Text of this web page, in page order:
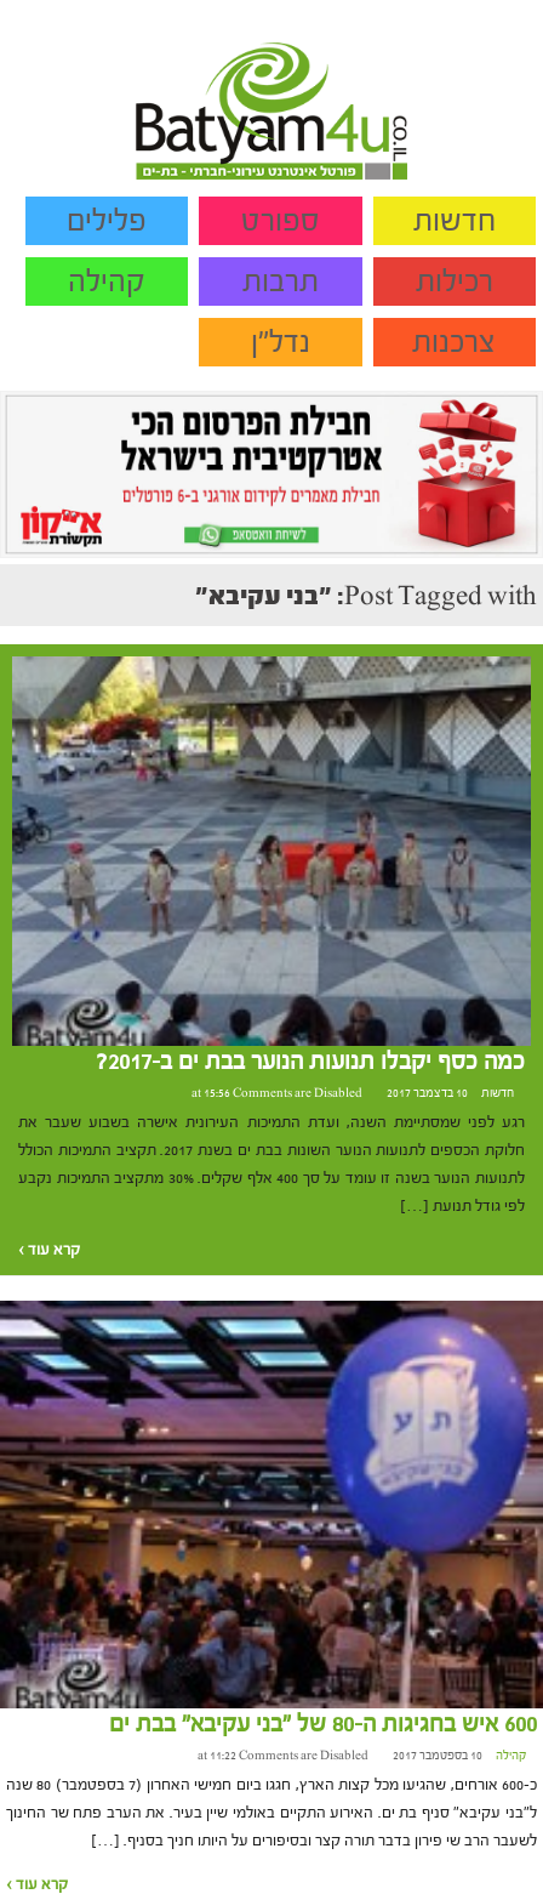
חדשות ספורט
פלילים
רכילות
תרבות
קהילה
צרכנות
נדל"ן
Post Tagged with: "בני עקיבא"
כמה כסף יקבלו תנועות הנוער בבת ים ב-2017?
חדשות 10 בדצמבר 2017 at 15:56 Comments are Disabled
רגע לפני שמסתיימת השנה, ועדת התמיכות העירונית אישרה בשבוע שעבר את
חלוקת הכספים לתנועות הנוער השונות בבת ים בשנת 2017. תקציב התמיכות הכולל
לתנועות הנוער בשנה זו עומד על סך 400 אלף שקלים. 30% מתקציב התמיכות נקבע
לפי גודל תנועת […]
קרא עוד ›
600 איש בחגיגות ה-80 של "בני עקיבא" בבת ים
קהילה 10 בספטמבר 2017 at 11:22 Comments are Disabled
כ-600 אורחים, שהגיעו מכל קצות הארץ, חגגו ביום חמישי האחרון (7 בספטמבר) 80 שנה
ל"בני עקיבא" סניף בת ים. האירוע התקיים באולמי שיין בעיר. את הערב פתח שר החינוך
לשעבר הרב שי פירון בדבר תורה קצר ובסיפורים על היותו חניך בסניף. […]
קרא עוד ›